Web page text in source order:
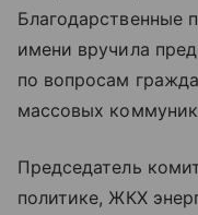
Благодарственные
имени вручила
по вопросам
массовых
Председатель
политике, ЖКХ